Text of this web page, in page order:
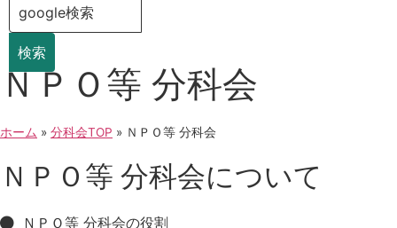
検索
ＮＰＯ等 分科会
ホーム » 分科会TOP » ＮＰＯ等 分科会
ＮＰＯ等 分科会について
ＮＰＯ等 分科会の役割